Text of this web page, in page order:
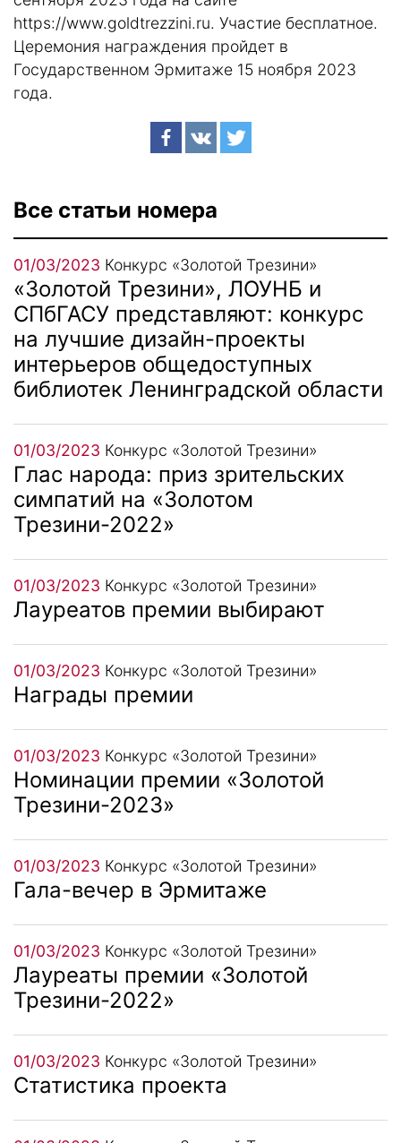
https://www.goldtrezzini.ru. Участие бесплатное.
Церемония награждения пройдет в
Государственном Эрмитаже 15 ноября 2023
года.
Все статьи номера
01/03/2023 Конкурс «Золотой Трезини»
«Золотой Трезини», ЛОУНБ и
СПбГАСУ представляют: конкурс
на лучшие дизайн-проекты
интерьеров общедоступных
библиотек Ленинградской области
01/03/2023 Конкурс «Золотой Трезини»
Глас народа: приз зрительских
симпатий на «Золотом
Трезини-2022»
01/03/2023 Конкурс «Золотой Трезини»
Лауреатов премии выбирают
01/03/2023 Конкурс «Золотой Трезини»
Награды премии
01/03/2023 Конкурс «Золотой Трезини»
Номинации премии «Золотой
Трезини-2023»
01/03/2023 Конкурс «Золотой Трезини»
Гала-вечер в Эрмитаже
01/03/2023 Конкурс «Золотой Трезини»
Лауреаты премии «Золотой
Трезини-2022»
01/03/2023 Конкурс «Золотой Трезини»
Статистика проекта